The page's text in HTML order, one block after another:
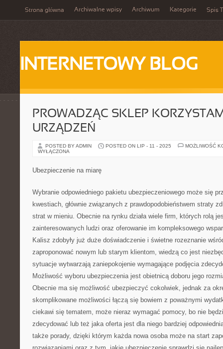
Strona główna Archiwalne wpisy Archiwum Kategorie Spis
INTERNETOWY BLOG
PROWADZĄC SKLEP
URZĄDZEŃ
POSTED BY ADMIN POSTED ON LIP - 11 - 2025
MOŻLIWOŚĆ
WYŁĄCZONA
Ubezpieczenie na miarę
Wybranie odpowiedniego pakietu ubezpieczeniowego może się
kwestiach, głównie związanych z prawdopodobieństwem straty
strat w mieniu. Obecnie na rynku działa wiele firm, których rolą
zainteresowanych ludzi oraz oferowanie im kompleksowego
Kalisz zdobyły już duże doświadczenie i świetne rozeznanie
zaproponować nowym lub starym klientom, wiedzą co jest
sytuacje wytwarzają zaniepokojenie wymagające podjęcia
Możliwość wyboru ubezpieczenia jest obietnicą doboru jego
Obecnie ma się możliwość ubezpieczyć cokolwiek, jednak za
skomplikowane możliwości łączą się bowiem z poważnymi
ciekawi się tematem, może nieraz wymagać pomocy, bo nie
zdecydować lub też jaka oferta jest dla niego bardziej
także porady, dzięki którym każda nowa osoba może na start